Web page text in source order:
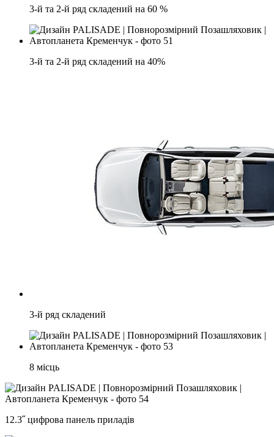
3-й та 2-й ряд складений на 60 %
3-й та 2-й ряд складений на 40%
3-й ряд складений
8 місць
12.3˝ цифрова панель приладів